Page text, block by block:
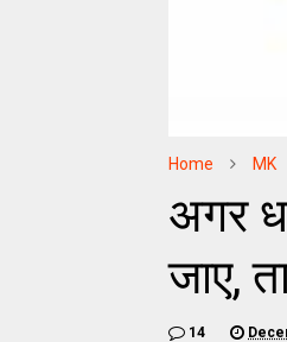
Home MK
अगर
जाए,
14